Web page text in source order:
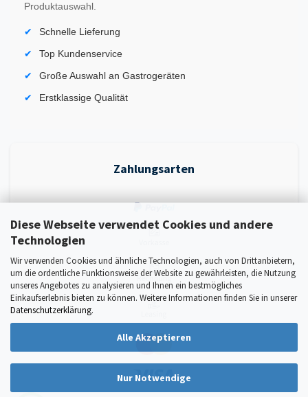
Diese Webseite verwendet Cookies und andere
Technologien
Wir verwenden Cookies und ähnliche Technologien, auch von Drittanbietern,
um die ordentliche Funktionsweise der Website zu gewährleisten, die Nutzung
unseres Angebotes zu analysieren und Ihnen ein bestmögliches
Einkaufserlebnis bieten zu können. Weitere Informationen finden Sie in unserer
Datenschutzerklärung.
Alle Akzeptieren
Nur Notwendige
Produktauswahl.
Schnelle Lieferung
Top Kundenservice
Große Auswahl an Gastrogeräten
Erstklassige Qualität
Zahlungsarten